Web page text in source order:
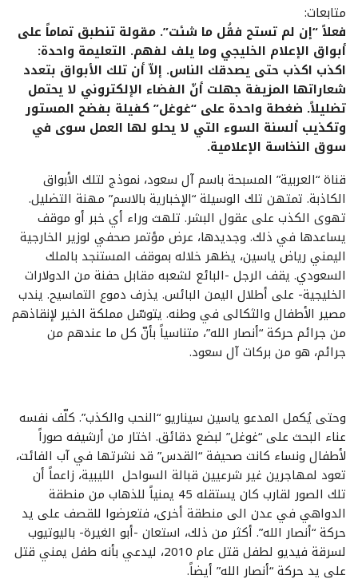
متابعات:
فعلاً “إن لم تستح فقُل ما شئت”. مقولة تنطبق تماماً على
أبواق الإعلام الخليجي وما يلف لفهم. التعليمة واحدة:
اكذب اكذب حتى يصدقك الناس. إلاّ أن تلك الأبواق بتعدد
شعاراتها المزيفة جهلت أنّ الفضاء الإلكتروني لا يحتمل
تضليلاً. ضغطة واحدة على “غوغل” كفيلة بفضح المستور
وتكذيب ألسنة السوء التي لا يحلو لها العمل سوى في
سوق النخاسة الإعلامية.
قناة “العربية” المسبحة باسم آل سعود، نموذج لتلك الأبواق
الكاذبة. تمتهن تلك الوسيلة “الإخبارية بالاسم” مهنة التضليل.
تهوى الكذب على عقول البشر. تلهث وراء أي خبر أو موقف
يساعدها في ذلك. وجديدها، عرض مؤتمر صحفي لوزير الخارجية
اليمني رياض ياسين، يظهر خلاله بموقف المستنجد بالملك
السعودي. يقف الرجل -البائع لشعبه مقابل حفنة من الدولارات
الخليجية- على أطلال اليمن البائس. يذرف دموع التماسيح. يندب
مصير الأطفال والثكالى في وطنه. يتوسّل مملكة الخير لإنقاذهم
من جرائم حركة “أنصار الله”، متناسياً بأنّ كل ما عندهم من
جرائم، هو من بركات آل سعود.
وحتى يُكمل المدعو ياسين سيناريو “النحب والكذب”. كلّف نفسه
عناء البحث على “غوغل” لبضع دقائق. اختار من أرشيفه صوراً
لأطفال ونساء كانت صحيفة “القدس” قد نشرتها في آب الفائت،
تعود لمهاجرين غير شرعيين قبالة السواحل الليبية، زاعماً أن
تلك الصور لقارب كان يستقله 45 يمنياً للذهاب من منطقة
الدواهي في عدن الى منطقة أخرى، فتعرضوا للقصف على يد
حركة “أنصار الله”. أكثر من ذلك، استعان -أبو الغيرة- باليوتيوب
لسرقة فيديو لطفل قتل عام 2010، ليدعي بأنه طفل يمني قتل
على يد حركة “أنصار الله” أيضاً.